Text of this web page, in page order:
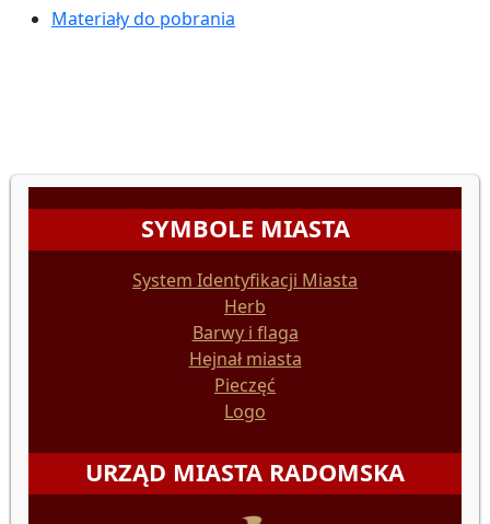
Materiały do pobrania
SYMBOLE MIASTA
System Identyfikacji Miasta
Herb
Barwy i flaga
Hejnał miasta
Pieczęć
Logo
URZĄD MIASTA RADOMSKA